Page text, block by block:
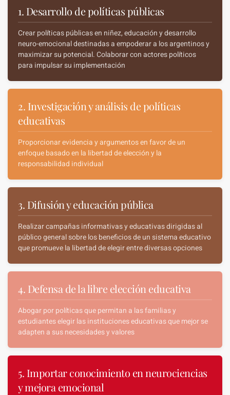
1. Desarrollo de políticas públicas
Crear políticas públicas en niñez, educación y desarrollo
neuro-emocional destinadas a empoderar a los argentinos y
maximizar su potencial. Colaborar con actores políticos
para impulsar su implementación
2. Investigación y análisis de políticas
educativas
Proporcionar evidencia y argumentos en favor de un
enfoque basado en la libertad de elección y la
responsabilidad individual
3. Difusión y educación pública
Realizar campañas informativas y educativas dirigidas al
público general sobre los beneficios de un sistema educativo
que promueve la libertad de elegir entre diversas opciones
4. Defensa de la libre elección educativa
Abogar por políticas que permitan a las familias y
estudiantes elegir las instituciones educativas que mejor se
adapten a sus necesidades y valores
5. Importar conocimiento en neurociencias
y mejora emocional